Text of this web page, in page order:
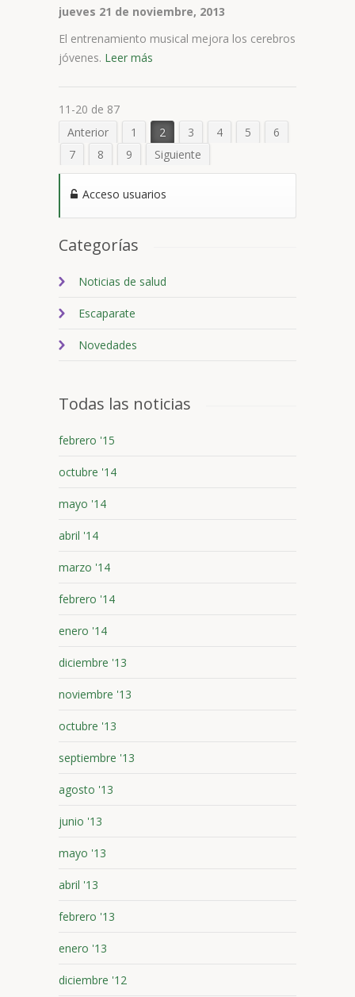
jueves 21 de noviembre, 2013
El entrenamiento musical mejora los cerebros
jóvenes. Leer más
11-20 de 87
Anterior
1 2 3 4 5
6
7
8 9 Siguiente
Acceso usuarios
Categorías
Noticias de salud
Escaparate
Novedades
Todas las noticias
febrero '15
octubre '14
mayo '14
abril '14
marzo '14
febrero '14
enero '14
diciembre '13
noviembre '13
octubre '13
septiembre '13
agosto '13
junio '13
mayo '13
abril '13
febrero '13
enero '13
diciembre '12